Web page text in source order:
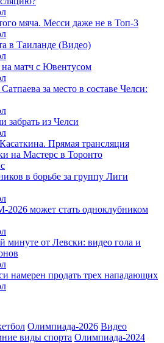
мяча. Месси даже не в Топ-3
в Таиланде (Видео)
на матч с Ювентусом
за место в составе Челси:
забрать из Челси
Прямая трансляция
на Мастерс в Торонто
в борьбе за группу Лиги
может стать одноклубником
минуте от Левски: видео гола и
намерен продать трех нападающих
Олимпиада-2026 Видео
виды спорта Олимпиада-2024